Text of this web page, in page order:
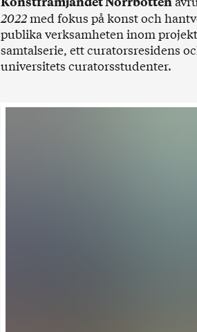
2022med fokus på konst och
publika verksamheten inom
samtalserie, ett curatorsresidens
universitets curatorsstudenter.